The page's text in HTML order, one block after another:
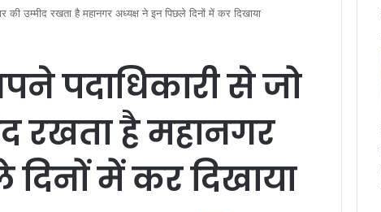
की उम्मीद रखता है महानगर अध्यक्ष ने इन पिछले दिनों में कर दिखाया
पदाधिकारी से जो
रखता है महानगर
में कर दिखाया